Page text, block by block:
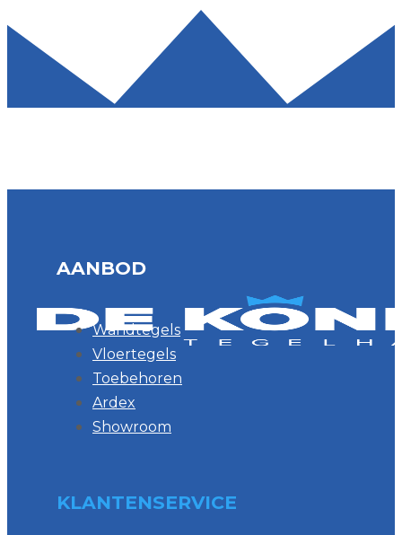
AANBOD
Wandtegels
Vloertegels
Toebehoren
Ardex
Showroom
KLANTENSERVICE